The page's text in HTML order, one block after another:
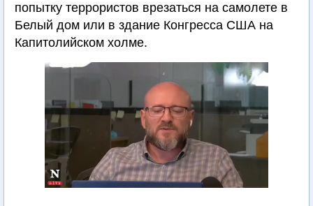
попытку террористов врезаться на самолете в
Белый дом или в здание Конгресса США на
Капитолийском холме.